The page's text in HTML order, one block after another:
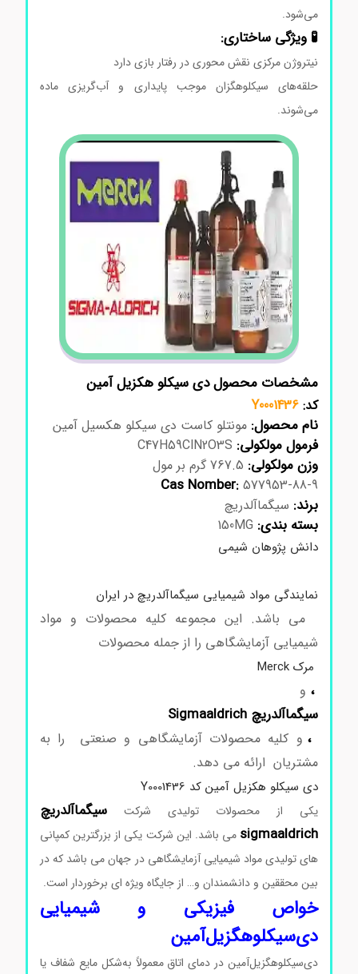
می‌شود.
🧪 ویژگی ساختاری:
نیتروژن مرکزی نقش محوری در رفتار بازی دارد
حلقه‌های سیکلوهگزان موجب پایداری و آب‌گریزی ماده
می‌شوند.
مشخصات محصول دی سیکلو هکزیل آمین
کد:Y0001436
نام محصول:مونتلو کاست دی سیکلو هکسیل آمین
فرمول مولکولی:C47H59ClN2O3S
وزن مولکولی:767.5 گرم بر مول
Cas Nomber:577953-88-9
برند:سیگماآلدریچ
بسته بندی:150MG
دانش پژوهان شیمی
نمایندگی مواد شیمیایی سیگماآلدریچ در ایران
می باشد. این مجموعه کلیه محصولات و مواد
شیمیایی آزمایشگاهی را از جمله محصولات
مرک Merck
سیگماآلدریچ Sigmaaldrich
و کلیه محصولات آزمایشگاهی و صنعتی را به
مشتریان ارائه می دهد.
دی سیکلو هکزیل آمین کد Y0001436
یکی از محصولات تولیدی شرکت
سیگماآلدریچ
sigmaaldrichمی باشد. این شرکت یکی از بزرگترین کمپانی
های تولیدی مواد شیمیایی آزمایشگاهی در جهان می باشد که در
بین محققین و دانشمندان و… از جایگاه ویژه ای برخوردار است.
خواص فیزیکی و شیمیایی
دی‌سیکلوهگزیل‌آمین
دی‌سیکلوهگزیل‌آمین در دمای اتاق معمولاً به‌شکل مایع شفاف یا